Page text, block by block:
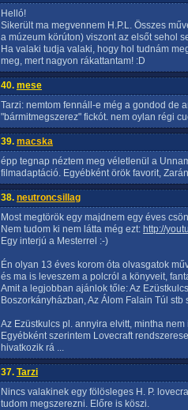
Helló!
Sikerült ma megvennem H.P.L. Összes
a múzeum körúton) viszont az elsőt sehol
Ha valaki tudja valaki, hogy hol tudnám
meg, mert nagyon rákattantam! :D
40. mese
Tarzi: nemtom fennáll-e még a gondod de
"bármitmegszerez" fickót. nem oylan régi
39. macska
épp tegnap néztem meg véletlenül a
filmadaptáció. Egyébként örök favorit,
38. neutroncsillag
Most megtörök egy majdnem egy éves
Nem tudom ki nem látta még ezt: http://
Egy interjú a Mesterrel :-)
Én olyan 13 éves korom óta olvasgatok
és ma is leveszem a polcról a könyveit,
Amit a legjobban ajánlok tőle: Az
Boszorkányházban, Az Álom Falain Túl stb
Az Ezüstkulcs pl. annyira elvitt, mintha
Egyébként szerintem Lovecraft
hivatkozik rá ...
37. Tarzi
Nincs valakinek egy fölösleges H. P.
tudom megszerezni. Előre is köszi.